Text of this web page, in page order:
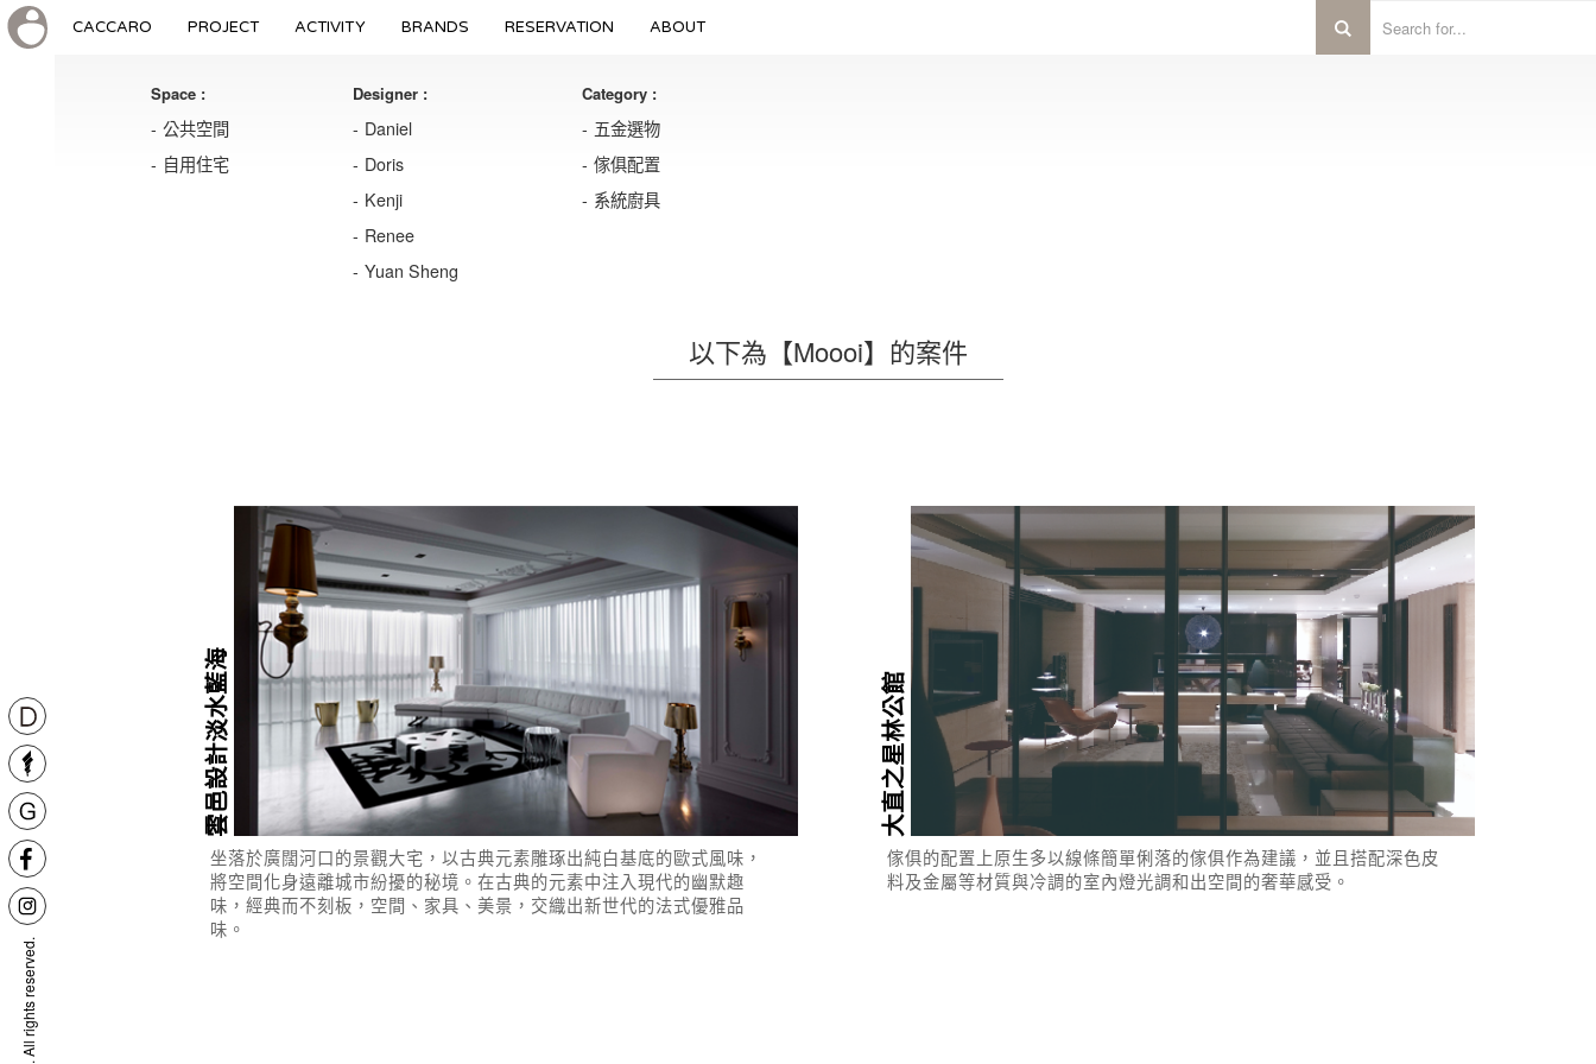
CACCARO PROJECT ACTIVITY BRANDS RESERVATION ABOUT
Space :
公共空間
自用住宅
Designer :
Daniel
Doris
Kenji
Renee
Yuan Sheng
Category :
五金選物
傢俱配置
系統廚具
以下為【Moooi】的案件
雲邑設計淡水藍海
坐落於廣闊河口的景觀大宅，以古典元素雕琢出純白基底的歐式風味，
將空間化身遠離城市紛擾的秘境。在古典的元素中注入現代的幽默趣
味，經典而不刻板，空間、家具、美景，交織出新世代的法式優雅品
味。
大直之星林公館
傢俱的配置上原生多以線條簡單俐落的傢俱作為建議，並且搭配深色皮
料及金屬等材質與冷調的室內燈光調和出空間的奢華感受。